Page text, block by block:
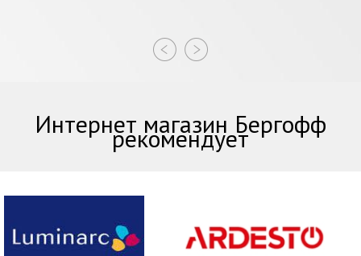
Интернет магазин Бергофф
рекомендует